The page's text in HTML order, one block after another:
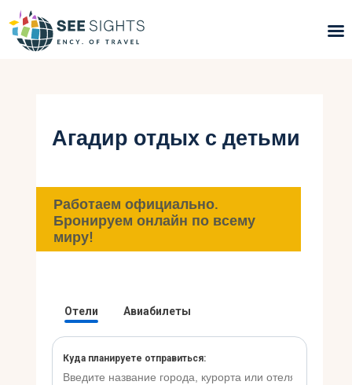
Горящие туры
Страны
Инфо
Контакты
Агадир отдых с детьми
Работаем официально.
Бронируем онлайн по всему
миру!